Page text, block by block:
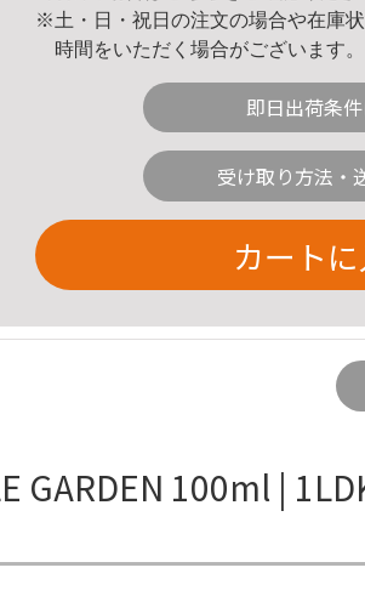
※土・日・祝日の注文の場合や在庫
時間をいただく場合がございます。
即日出荷条
受け取り方法・
カート
GARDEN 100ml |